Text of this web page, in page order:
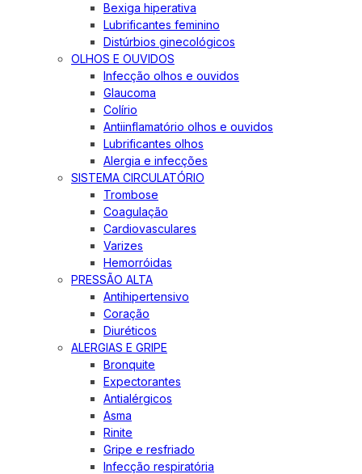
Bexiga hiperativa
Lubrificantes feminino
Distúrbios ginecológicos
OLHOS E OUVIDOS
Infecção olhos e ouvidos
Glaucoma
Colírio
Antiinflamatório olhos e ouvidos
Lubrificantes olhos
Alergia e infecções
SISTEMA CIRCULATÓRIO
Trombose
Coagulação
Cardiovasculares
Varizes
Hemorróidas
PRESSÃO ALTA
Antihipertensivo
Coração
Diuréticos
ALERGIAS E GRIPE
Bronquite
Expectorantes
Antialérgicos
Asma
Rinite
Gripe e resfriado
Infecção respiratória